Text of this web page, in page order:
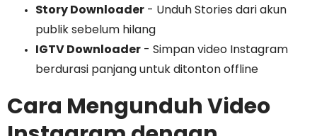
Story Downloader - Unduh Stories dari akun
publik sebelum hilang
IGTV Downloader - Simpan video Instagram
berdurasi panjang untuk ditonton offline
Cara Mengunduh Video